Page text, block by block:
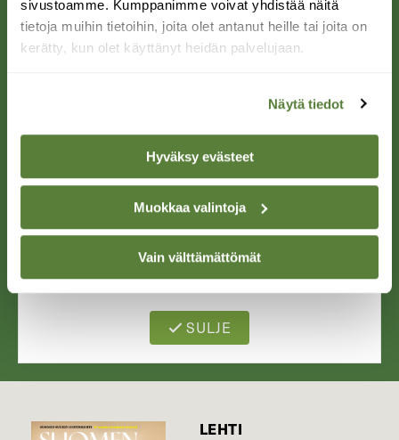
sivustoamme. Kumppanimme voivat yhdistää näitä
tietoja muihin tietoihin, joita olet antanut heille tai joita on
kerätty, kun olet käyttänyt heidän palvelujaan.
Näytä tiedot
Hyväksy evästeet
Muokkaa valintoja
Vain välttämättömät
Goodyera repens
havumetsät ja korvet, pohjoisessa myös
Heinä–elokuu.
Uhanalaisuus:Elinvoimainen.
Piirros: Walter Müller
SULJE
LEHTI